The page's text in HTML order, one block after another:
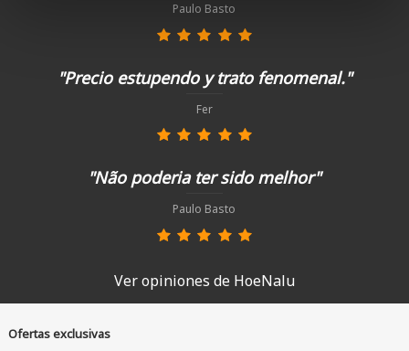
Paulo Basto
"Precio estupendo y trato fenomenal."
Fer
"Não poderia ter sido melhor"
Paulo Basto
Ver opiniones de HoeNalu
Ofertas exclusivas